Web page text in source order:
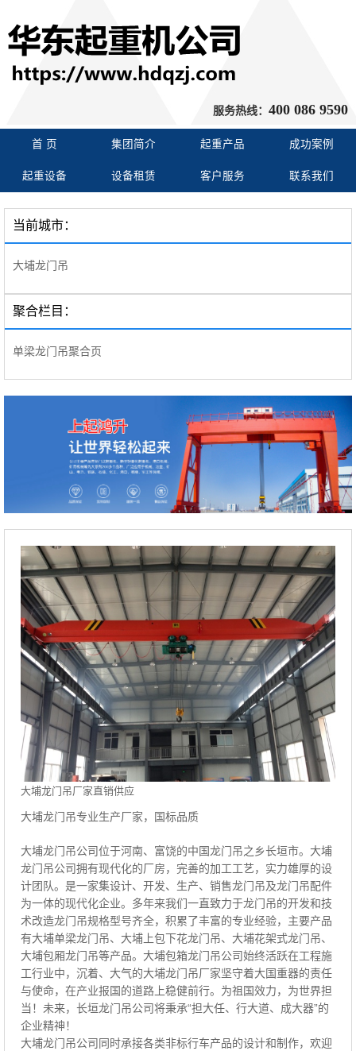
服务热线： 400 086 9590
首 页 集团简介 起重产品 成功案例
起重设备 设备租赁 客户服务 联系我们
当前城市：
大埔龙门吊
聚合栏目：
单梁龙门吊聚合页
大埔龙门吊厂家直销供应
大埔龙门吊专业生产厂家，国标品质
大埔龙门吊公司位于河南、富饶的中国龙门吊之乡长垣市。大埔
龙门吊公司拥有现代化的厂房，完善的加工工艺，实力雄厚的设
计团队。是一家集设计、开发、生产、销售龙门吊及龙门吊配件
为一体的现代化企业。多年来我们一直致力于龙门吊的开发和技
术改造龙门吊规格型号齐全，积累了丰富的专业经验，主要产品
有大埔单梁龙门吊、大埔上包下花龙门吊、大埔花架式龙门吊、
大埔包厢龙门吊等产品。大埔包箱龙门吊公司始终活跃在工程施
工行业中，沉着、大气的大埔龙门吊厂家坚守着大国重器的责任
与使命，在产业报国的道路上稳健前行。为祖国效力，为世界担
当！未来，长垣龙门吊公司将秉承“担大任、行大道、成大器”的
企业精神！
大埔龙门吊公司同时承接各类非标行车产品的设计和制作，欢迎